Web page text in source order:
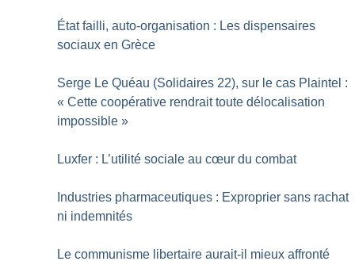
État failli, auto-organisation : Les dispensaires
sociaux en Grèce
Serge Le Quéau (Solidaires 22), sur le cas Plaintel :
« Cette coopérative rendrait toute délocalisation
impossible »
Luxfer : L’utilité sociale au cœur du combat
Industries pharmaceutiques : Exproprier sans rachat
ni indemnités
Le communisme libertaire aurait-il mieux affronté